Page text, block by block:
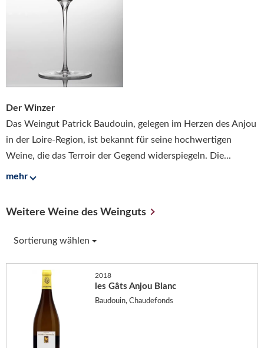
Der Winzer
Das Weingut Patrick Baudouin, gelegen im Herzen des Anjou
in der Loire-Region, ist bekannt für seine hochwertigen
Weine, die das Terroir der Gegend widerspiegeln. Die...
mehr
Weitere Weine des Weinguts
Sortierung wählen
2018
les Gâts Anjou Blanc
Baudouin, Chaudefonds